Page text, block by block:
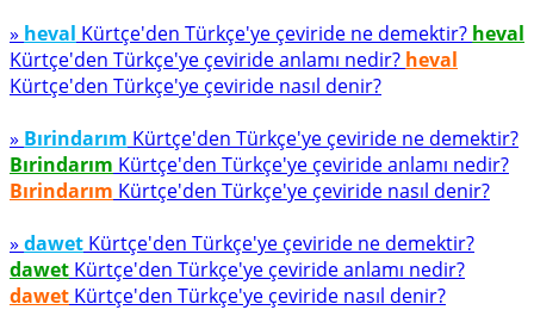
» heval Kürtçe'den Türkçe'ye çeviride ne demektir? heval
Kürtçe'den Türkçe'ye çeviride anlamı nedir? heval
Kürtçe'den Türkçe'ye çeviride nasıl denir?
» Bırindarım Kürtçe'den Türkçe'ye çeviride ne demektir?
Bırindarım Kürtçe'den Türkçe'ye çeviride anlamı nedir?
Bırindarım Kürtçe'den Türkçe'ye çeviride nasıl denir?
» dawet Kürtçe'den Türkçe'ye çeviride ne demektir?
dawet Kürtçe'den Türkçe'ye çeviride anlamı nedir?
dawet Kürtçe'den Türkçe'ye çeviride nasıl denir?